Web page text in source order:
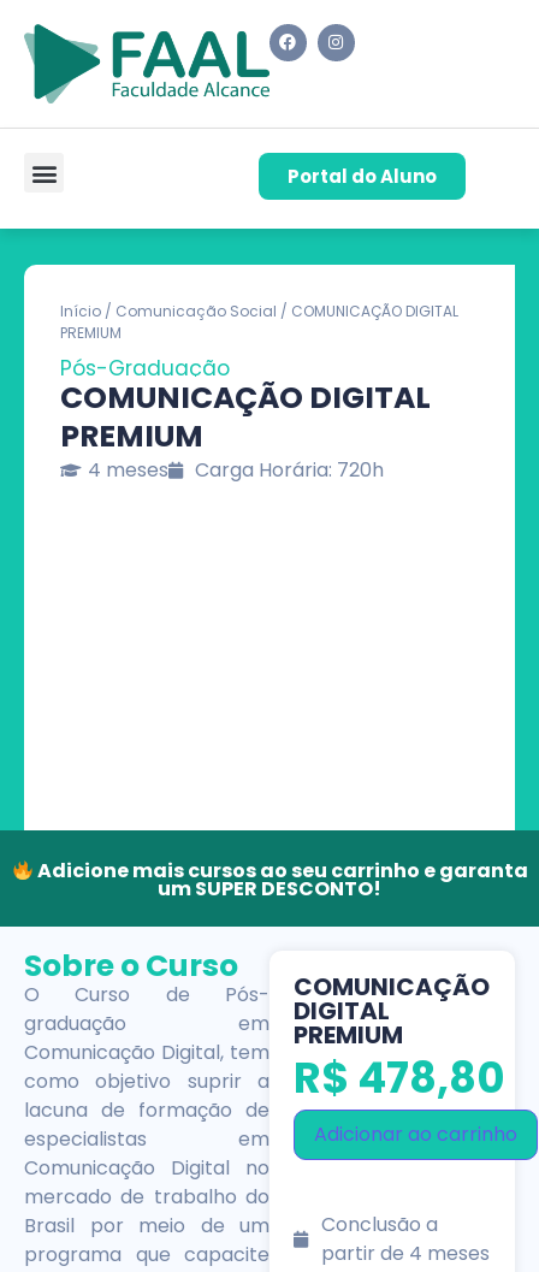
Portal do Aluno
Início / Comunicação Social / COMUNICAÇÃO DIGITAL
PREMIUM
Pós-Graduação
COMUNICAÇÃO DIGITAL
PREMIUM
4 meses Carga Horária: 720h
Adicione mais cursos ao seu carrinho e garanta
um SUPER DESCONTO!
Sobre o Curso
O Curso de Pós-
graduação em
Comunicação Digital, tem
como objetivo suprir a
lacuna de formação de
especialistas em
Comunicação Digital no
mercado de trabalho do
Brasil por meio de um
programa que capacite
COMUNICAÇÃO
DIGITAL
PREMIUM
R$ 478,80
Adicionar ao carrinho
Conclusão a
partir de 4 meses